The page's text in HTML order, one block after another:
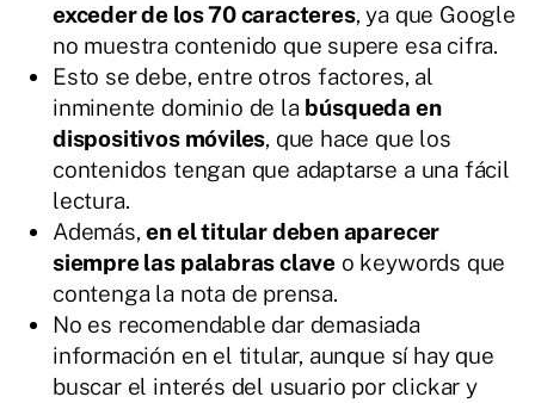
exceder de los 70 caracteres, ya que Google
no muestra contenido que supere esa cifra.
Esto se debe, entre otros factores, al
inminente dominio de la búsqueda en
dispositivos móviles, que hace que los
contenidos tengan que adaptarse a una fácil
lectura.
Además,en el titular deben aparecer
siempre las palabras clave o keywords que
contenga la nota de prensa.
No es recomendable dar demasiada
información en el titular, aunque sí hay que
buscar el interés del usuario por clickar y